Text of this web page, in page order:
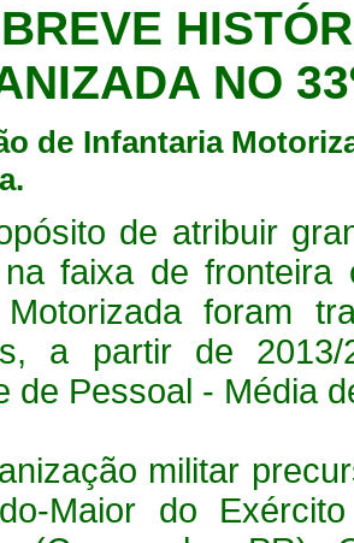
BREVE
NO
de Infantaria
de atribuir
faixa de
foram
a partir de
de Pessoal - Média
militar
Maior do